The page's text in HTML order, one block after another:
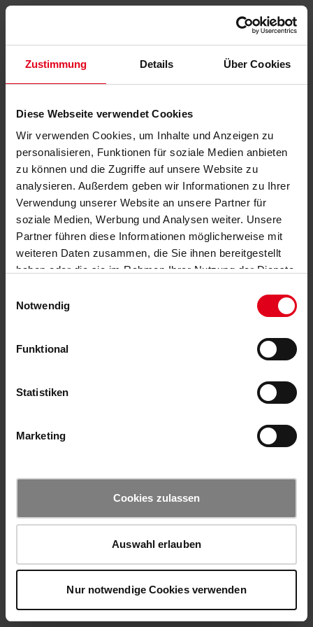
Zustimmung Details Über Cookies
Diese Webseite verwendet Cookies
Wir verwenden Cookies, um Inhalte und Anzeigen zu
personalisieren, Funktionen für soziale Medien anbieten
zu können und die Zugriffe auf unsere Website zu
analysieren. Außerdem geben wir Informationen zu Ihrer
Verwendung unserer Website an unsere Partner für
soziale Medien, Werbung und Analysen weiter. Unsere
Partner führen diese Informationen möglicherweise mit
weiteren Daten zusammen, die Sie ihnen bereitgestellt
haben oder die sie im Rahmen Ihrer Nutzung der Dienste
Notwendig
Funktional
Statistiken
Marketing
Cookies zulassen
Auswahl erlauben
Nur notwendige Cookies verwenden